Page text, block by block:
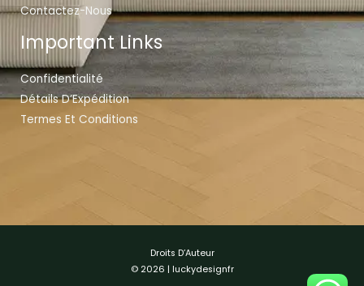
Contactez-Nous
Important Links
Confidentialité
Détails D’Expédition
Termes Et Conditions
Droits D’Auteur
© 2026 | luckydesignfr